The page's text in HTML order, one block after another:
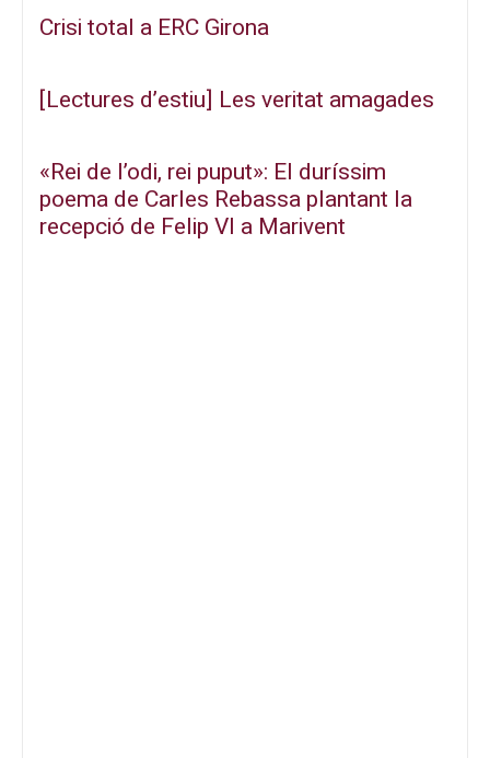
Crisi total a ERC Girona
[Lectures d’estiu] Les veritat amagades
«Rei de l’odi, rei puput»: El duríssim
poema de Carles Rebassa plantant la
recepció de Felip VI a Marivent